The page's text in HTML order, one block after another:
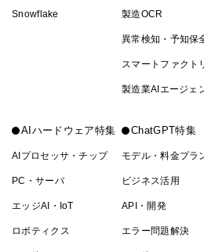
Snowflake 製造OCR
異常検知・予知保
スマートファクト
製造業AIエージェ
AIハードウェア特集
AIプロセッサ・チップ
PC・サーバ
エッジAI・IoT
ロボティクス
ChatGPT特集
モデル・料金プラ
ビジネス活用
API・開発
エラー問題解決